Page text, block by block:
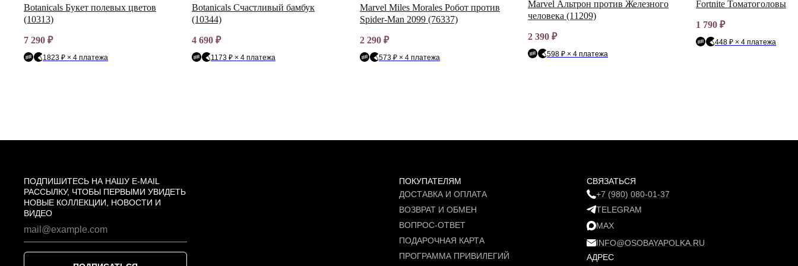
Botanicals Букет полевых цветов
(10313)
7 290 ₽
1823 ₽ × 4 платежа
Botanicals Счастливый бамбук
(10344)
4 690 ₽
1173 ₽ × 4 платежа
Marvel Miles Morales Робот против
Spider-Man 2099 (76337)
2 290 ₽
573 ₽ × 4 платежа
Marvel Альтрон против Железного
человека (11209)
2 390 ₽
598 ₽ × 4 платежа
Fortnite Томатоголовый
1 790 ₽
448 ₽ × 4 платежа
ПОДПИШИТЕСЬ НА НАШУ E-MAIL
РАССЫЛКУ, ЧТОБЫ ПЕРВЫМИ УВИДЕТЬ
НОВЫЕ КОЛЛЕКЦИИ, НОВОСТИ И
ВИДЕО
ПОКУПАТЕЛЯМ
ДОСТАВКА И ОПЛАТА
ВОЗВРАТ И ОБМЕН
ВОПРОС-ОТВЕТ
ПОДАРОЧНАЯ КАРТА
ПРОГРАММА ПРИВИЛЕГИЙ
СВЯЗАТЬСЯ
+7 (980) 080-01-37
TELEGRAM
MAX
INFO@OSOBAYAPOLKA.RU
АДРЕС